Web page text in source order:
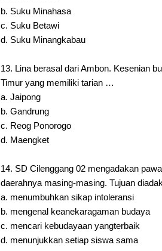
b. Suku Minahasa
c. Suku Betawi
d. Suku Minangkabau
13. Lina berasal dari Ambon. Kesenian
Timur yang memiliki tarian …
a. Jaipong
b. Gandrung
c. Reog Ponorogo
d. Maengket
14. SD Cilenggang 02 mengadakan
daerahnya masing-masing. Tujuan
a. menumbuhkan sikap intoleransi
b. mengenal keanekaragaman budaya
c. mencari kebudayaan yangterbaik
d. menunjukkan setiap siswa sama